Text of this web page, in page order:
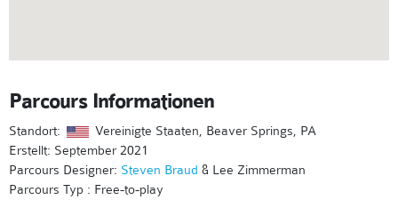
Parcours Informationen
Standort:
Vereinigte Staaten, Beaver Springs, PA
Erstellt: September 2021
Parcours Designer: Steven Braud & Lee Zimmerman
Parcours Typ : Free-to-play